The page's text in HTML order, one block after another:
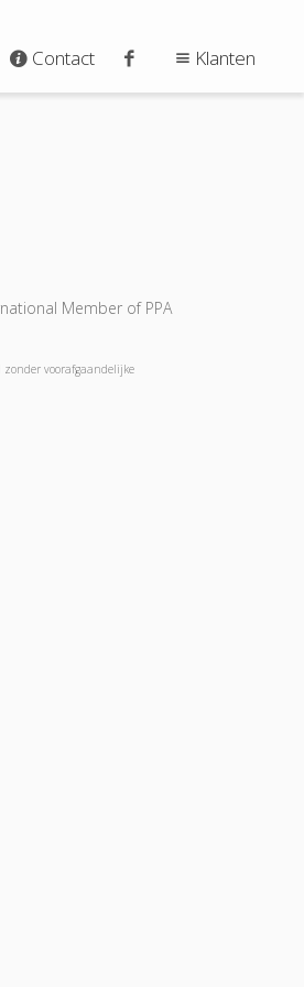
Contact Klanten
Member of PPA
voorafgaandelijke